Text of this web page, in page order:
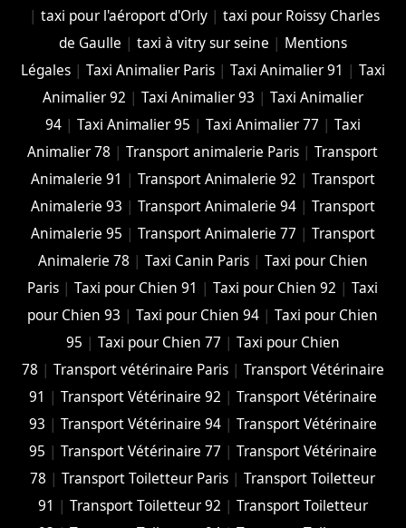
|taxi pour l'aéroport d'Orly |taxi pour Roissy Charles
de Gaulle | taxi à vitry sur seine | Mentions
Légales| Taxi Animalier Paris| Taxi Animalier 91 | Taxi
Animalier 92 | Taxi Animalier 93 | Taxi Animalier
94| Taxi Animalier 95 | Taxi Animalier 77 | Taxi
Animalier 78 |Transport animalerie Paris |Transport
Animalerie 91 | Transport Animalerie 92 | Transport
Animalerie 93 | Transport Animalerie 94| Transport
Animalerie 95 | Transport Animalerie 77 | Transport
Animalerie 78 | Taxi Canin Paris| Taxi pour Chien
Paris |Taxi pour Chien 91 |Taxi pour Chien 92 |Taxi
pour Chien 93 |Taxi pour Chien 94 |Taxi pour Chien
95 | Taxi pour Chien 77 | Taxi pour Chien
78 | Transport vétérinaire Paris| Transport Vétérinaire
91 | Transport Vétérinaire 92 | Transport Vétérinaire
93 | Transport Vétérinaire 94| Transport Vétérinaire
95 | Transport Vétérinaire 77 | Transport Vétérinaire
78 |Transport Toiletteur Paris |Transport Toiletteur
91 | Transport Toiletteur 92 | Transport Toiletteur